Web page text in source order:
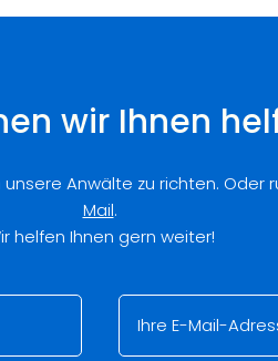
wir Ihnen
Anwälte zu richten. Oder
Mail.
helfen Ihnen gern weiter!